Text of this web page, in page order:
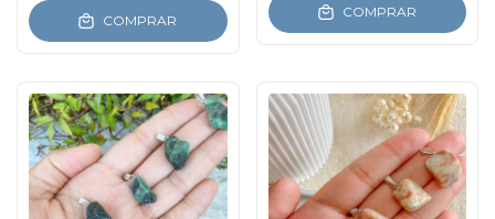
COMPRAR COMPRAR